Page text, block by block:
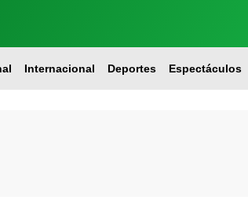
Internacional Deportes Espectáculos